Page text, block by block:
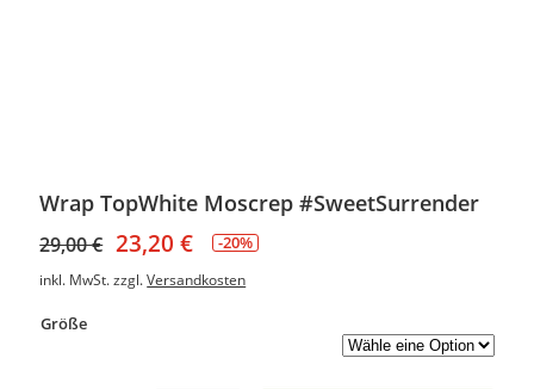
Wrap TopWhite Moscrep #SweetSurrender
29,00€ 23,20€ -20%
inkl. MwSt. zzgl.Versandkosten
Größe